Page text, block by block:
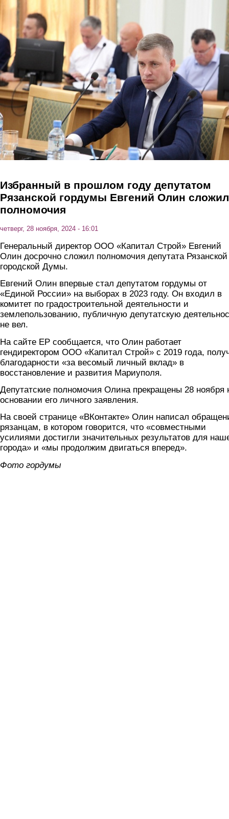
Избранный в прошлом году депутатом
Рязанской гордумы Евгений Олин сложил
полномочия
четверг, 28 ноября, 2024 - 16:01
Генеральный директор ООО «Капитал Строй» Евгений
Олин досрочно сложил полномочия депутата Рязанской
городской Думы.
Евгений Олин впервые стал депутатом гордумы от
«Единой России» на выборах в 2023 году. Он входил в
комитет по градостроительной деятельности и
землепользованию, публичную депутатскую
не вел.
На сайте ЕР сообщается, что Олин работает
гендиректором ООО «Капитал Строй» с 2019 года,
благодарности «за весомый личный вклад» в
восстановление и развития Мариуполя.
Депутатские полномочия Олина прекращены 28 ноября
основании его личного заявления.
На своей странице «ВКонтакте» Олин написал
рязанцам, в котором говорится, что «совместными
усилиями достигли значительных результатов для
города» и «мы продолжим двигаться вперед».
Фото гордумы